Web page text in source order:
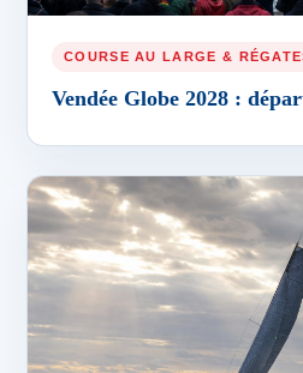
COURSE AU LARGE &
Vendée Globe 2028 :